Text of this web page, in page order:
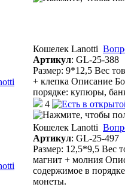
Кошелек Lanotti
Артикул: GL-25-388
Размер: 9*12,5 Вес
+ клепка Описание
порядке: купюры,
4
Кошелек Lanotti
Артикул: GL-25-497
Размер: 12,5*9,5 Вес
магнит + молния
содержимое в
монеты.